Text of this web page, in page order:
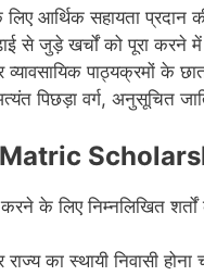
लिए आर्थिक सहायता प्रदान
से जुड़े खर्चों को पूरा करने
पाठ्यक्रमों के
पिछड़ा वर्ग, अनुसूचित
के लिए निम्नलिखित
का स्थायी निवासी होना